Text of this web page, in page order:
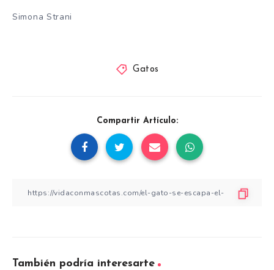
Simona Strani
Gatos
Compartir Artículo:
También podría interesarte